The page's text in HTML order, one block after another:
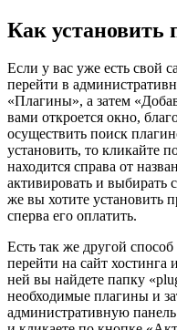
Как установить
Если у вас уже есть свой
перейти в
«Плагины», а затем
вами откроется окно,
осуществить поиск
установить, то кликайте
находится справа от
активировать и выбирать
же вы хотите установить
сперва его оплатить.
Есть так же другой
перейти на сайт хостинга
ней вы найдете папку
необходимые плагины и
административную